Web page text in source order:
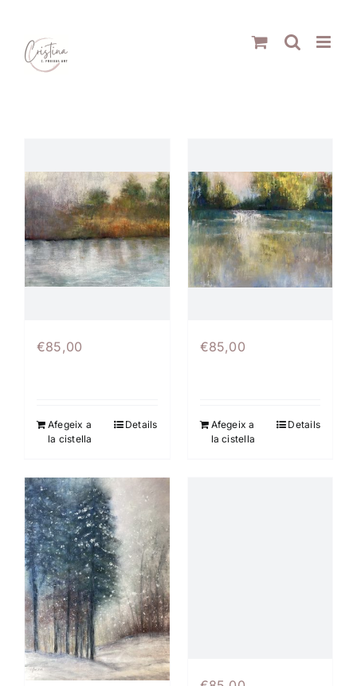
content
€85,00
Afegeix a
la cistella
Details
€85,00
Afegeix a
la cistella
Details